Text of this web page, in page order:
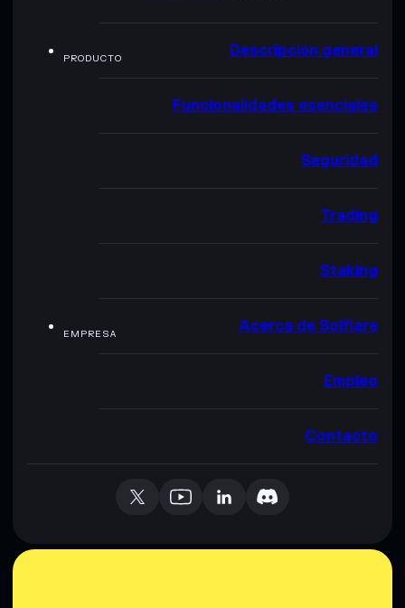
PRODUCTO Descripción general
Funcionalidades esenciales
Seguridad
Trading
Staking
EMPRESA Acerca de Solflare
Empleo
Contacto